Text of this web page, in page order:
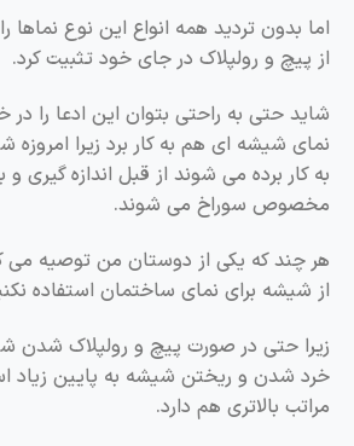
اما بدون تردید همه انواع این نوع نماها
از پیچ و رولپلاک در جای خود تثبیت کرد.
شاید حتی به راحتی بتوان این ادعا
نمای شیشه ای هم به کار برد زیرا امروزه
به کار برده می شوند از قبل اندازه گیری
مخصوص سوراخ می شوند.
هر چند که یکی از دوستان من توصیه می
از شیشه برای نمای ساختمان استفاده
زیرا حتی در صورت پیچ و رولپلاک شدن
خرد شدن و ریختن شیشه به پایین زیاد
مراتب بالاتری هم دارد.